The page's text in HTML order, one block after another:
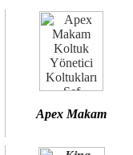
önem
ve modern
karar verelim.
Büro Mobilya
Apex Makam